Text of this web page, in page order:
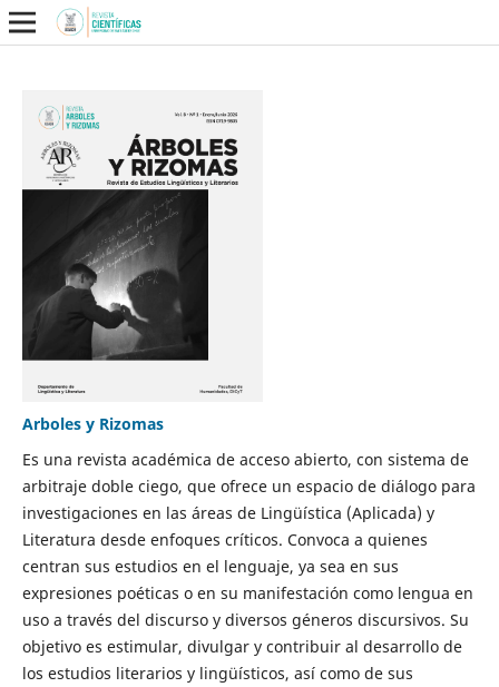
Arboles y Rizomas
Es una revista académica de acceso abierto, con sistema de
arbitraje doble ciego, que ofrece un espacio de diálogo para
investigaciones en las áreas de Lingüística (Aplicada) y
Literatura desde enfoques críticos. Convoca a quienes
centran sus estudios en el lenguaje, ya sea en sus
expresiones poéticas o en su manifestación como lengua en
uso a través del discurso y diversos géneros discursivos. Su
objetivo es estimular, divulgar y contribuir al desarrollo de
los estudios literarios y lingüísticos, así como de sus